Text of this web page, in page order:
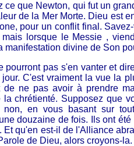
ce que Newton, qui fut un
de la Mer Morte. Dieu est
pour un conflit final.
mais lorsque le Messie ,
manifestation divine de Son
pourront pas s'en vanter et
C'est vraiment la vue la
de ne pas avoir à prendre
la chrétienté. Supposez que
non, en vous basant sur
douzaine de fois. Ils ont
Et qu'en est-il de l'Alliance
de Dieu, alors croyons-la.